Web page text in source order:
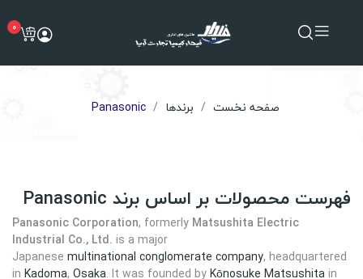
0
صفحه نخست برندها Panasonic
فهرست محصولات بر اساس برند Panasonic
Panasonic Corporation, formerly Matsushita Electric
Industrial Co., Ltd. is a major
Japanese multinational conglomerate company, headquartered
in Kadoma, Osaka. It was founded byKōnosuke Matsushitain